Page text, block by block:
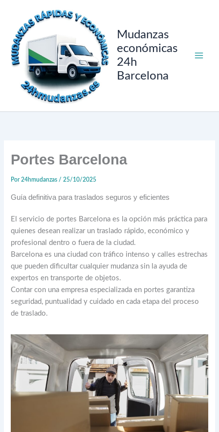
contenido
Mudanzas
económicas
24h
Barcelona
Portes Barcelona
Por24hmudanzas /25/10/2025
Guía definitiva para traslados seguros y eficientes
El servicio de portes Barcelona es la opción más práctica para
quienes desean realizar un traslado rápido, económico y
profesional dentro o fuera de la ciudad.
Barcelona es una ciudad con tráfico intenso y calles estrechas
que pueden dificultar cualquier mudanza sin la ayuda de
expertos en transporte de objetos.
Contar con una empresa especializada en portes garantiza
seguridad, puntualidad y cuidado en cada etapa del proceso
de traslado.